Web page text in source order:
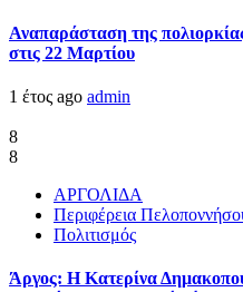
Αναπαράσταση της
στις 22 Μαρτίου
1 έτος ago admin
8
8
ΑΡΓΟΛΙΔΑ
Περιφέρεια
Πολιτισμός
Άργος: Η Κατερίνα